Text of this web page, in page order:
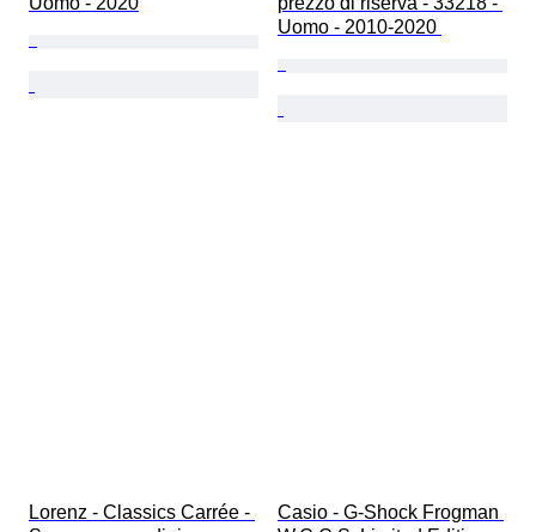
Uomo - 2010-2020
Lorenz - Classics Carrée -
Casio - G-Shock Frogman